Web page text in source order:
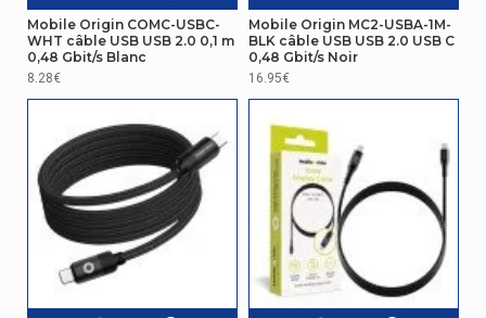
Mobile Origin COMC-USBC-
WHT câble USB USB 2.0 0,1 m
0,48 Gbit/s Blanc
8.28€
Mobile Origin MC2-USBA-1M-
BLK câble USB USB 2.0 USB C
0,48 Gbit/s Noir
16.95€